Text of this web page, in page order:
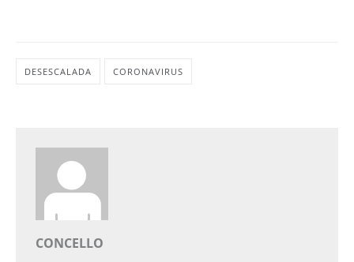
DESESCALADA CORONAVIRUS
CONCELLO